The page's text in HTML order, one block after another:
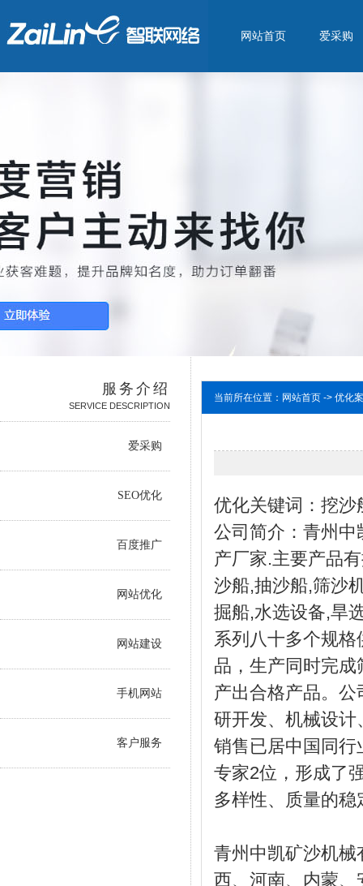
网站首页 爱采购
服务介绍
SERVICE DESCRIPTION
爱采购
SEO优化
百度推广
网站优化
网站建设
手机网站
客户服务
当前所在位置：网站首页 -> 优化
优化关键词：挖
公司简介：青州
产厂家.主要产品
沙船,抽沙船,筛沙
掘船,水选设备,旱
系列八十多个规
品，生产同时完
产出合格产品。
研开发、机械设
销售已居中国同
专家2位，形成了
多样性、质量的
青州中凯矿沙机
西、河南、内蒙